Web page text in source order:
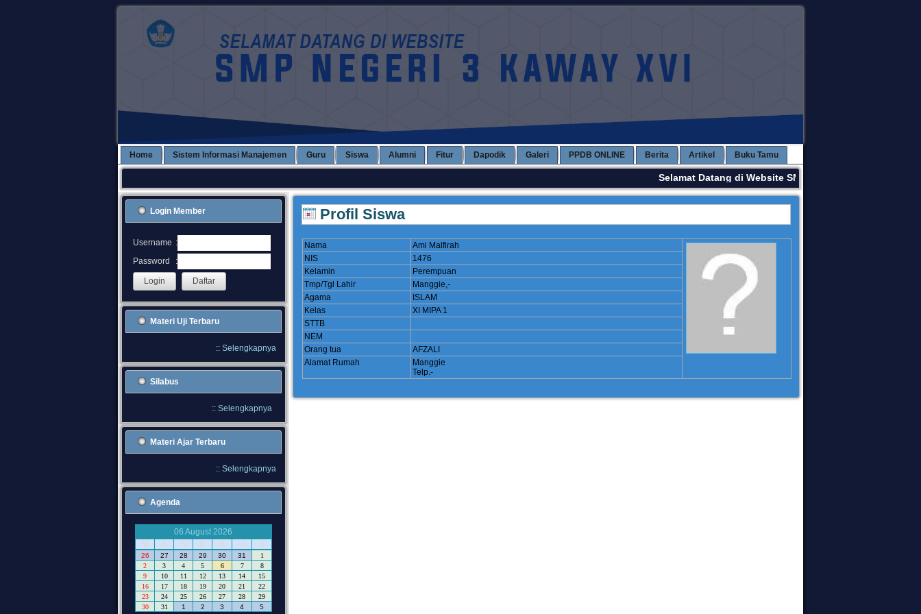
Home Sistem Informasi Manajemen Guru Siswa Alumni Fitur Dapodik Galeri PPDB ONLINE Berita Artikel Buku Tamu
Selamat Datang di Website SMPN 3 KAWAY XVI. Terima
Login Member
Username :
Password
:
Materi Uji Terbaru
:: Selengkapnya
Silabus
:: Selengkapnya
Materi Ajar Terbaru
:: Selengkapnya
Agenda
06 August 2026
M
S S R K J S
26 27 28 29 30 31
1
2
3 4 5 6 7
8
9
10 11 12 13 14
15
16
17 18 19 20 21
22
23
24 25 26 27 28
29
30
31 1 2 3 4 5
Profil Siswa
Nama
Ami Malfirah
NIS
1476
Kelamin
Perempuan
Tmp/Tgl Lahir
Manggie,-
Agama
ISLAM
Kelas
XI MIPA 1
STTB
NEM
Orang tua
AFZALI
Alamat Rumah
Manggie
Telp.-